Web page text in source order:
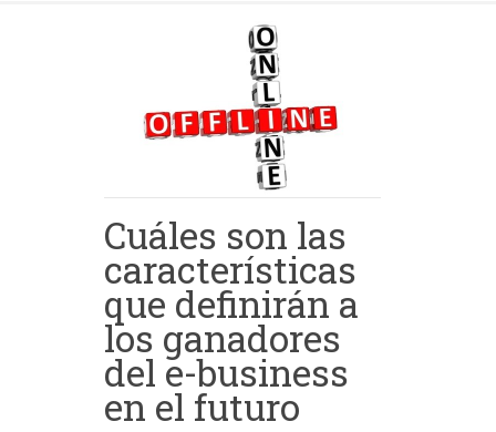
Cuáles son las
características
que definirán a
los ganadores
del e-business
en el futuro